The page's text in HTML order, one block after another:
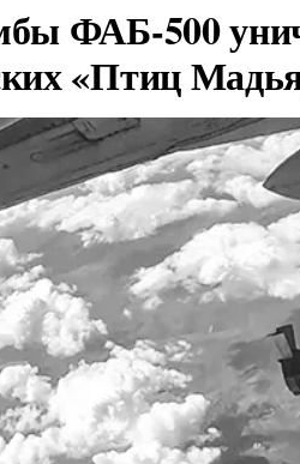
ФАБ-500
«Птиц